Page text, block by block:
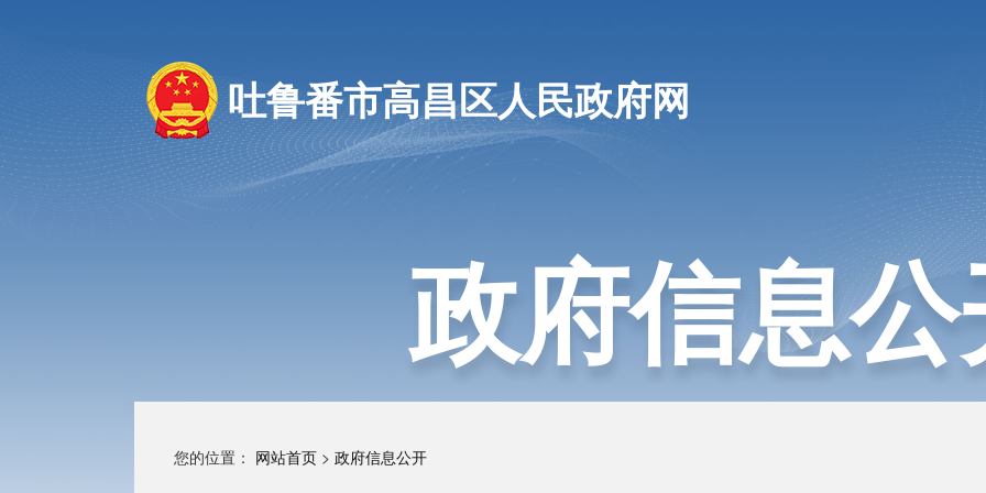
吐鲁番市高昌区人民政府网
政府信息
您的位置： 网站首页 > 政府信息公开